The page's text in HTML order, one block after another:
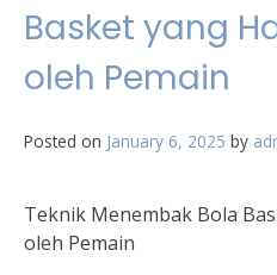
Basket yang
oleh Pemain
Posted on January 6, 2025 by
Teknik Menembak Bola
oleh Pemain